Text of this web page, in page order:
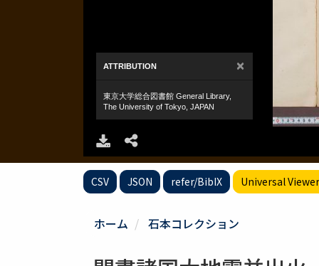
CSV JSON refer/BibIX Universal Viewer
ホーム 石本コレクション